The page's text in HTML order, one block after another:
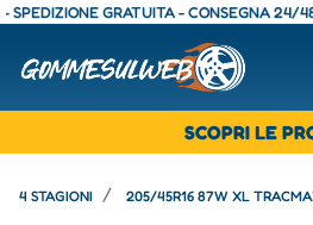
GRATUITA - CONSEGNA 24/48
SCOPRI LE
4 STAGIONI 205/45R16 87W XL